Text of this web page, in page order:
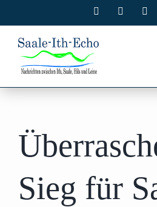
Inhalt
springen
Facebook
Sieg für